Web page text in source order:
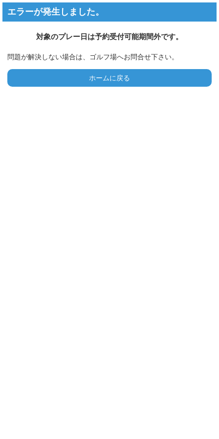
エラーが発生しました。
対象のプレー日は予約受付可能期間外です。
問題が解決しない場合は、ゴルフ場へお問合せ下さい。
ホームに戻る